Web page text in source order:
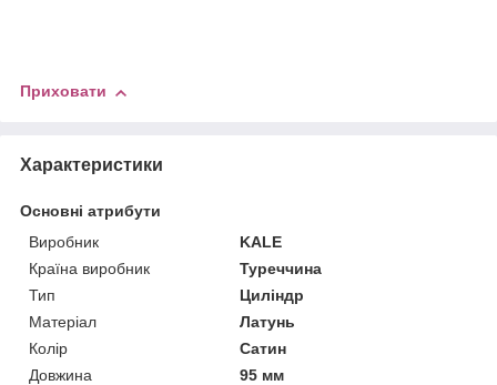
Приховати
Характеристики
Основні атрибути
Виробник
KALE
Країна виробник
Туреччина
Тип
Циліндр
Матеріал
Латунь
Колір
Сатин
Довжина
95 мм